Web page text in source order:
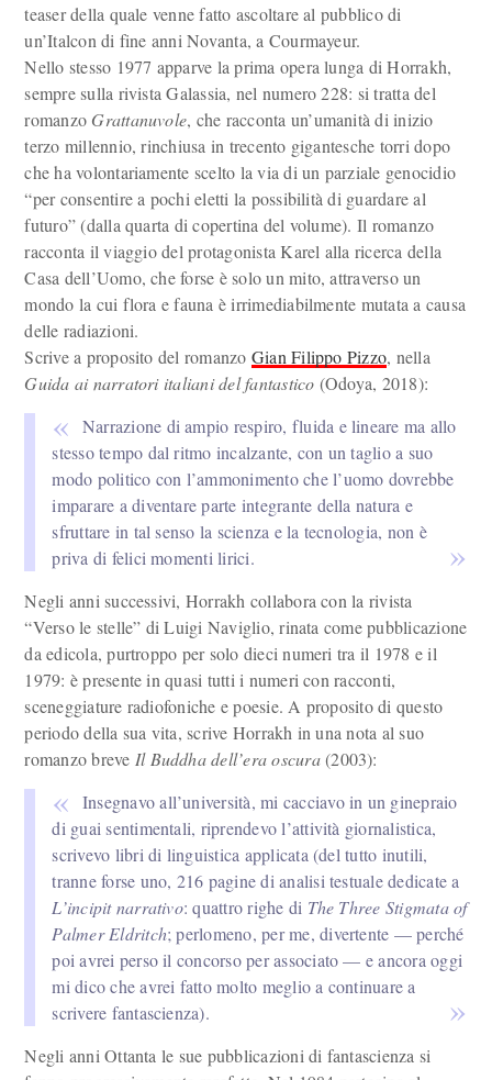
teaser della quale venne fatto ascoltare al pubblico di
un’Italcon di fine anni Novanta, a Courmayeur.
Nello stesso 1977 apparve la prima opera lunga di Horrakh,
sempre sulla rivista Galassia, nel numero 228: si tratta del
romanzo Grattanuvole, che racconta un’umanità di inizio
terzo millennio, rinchiusa in trecento gigantesche torri dopo
che ha volontariamente scelto la via di un parziale genocidio
“per consentire a pochi eletti la possibilità di guardare al
futuro” (dalla quarta di copertina del volume). Il romanzo
racconta il viaggio del protagonista Karel alla ricerca della
Casa dell’Uomo, che forse è solo un mito, attraverso un
mondo la cui flora e fauna è irrimediabilmente mutata a causa
delle radiazioni.
Scrive a proposito del romanzo Gian Filippo Pizzo, nella
Guida ai narratori italiani del fantastico (Odoya, 2018):
Narrazione di ampio respiro, fluida e lineare ma allo
stesso tempo dal ritmo incalzante, con un taglio a suo
modo politico con l’ammonimento che l’uomo dovrebbe
imparare a diventare parte integrante della natura e
sfruttare in tal senso la scienza e la tecnologia, non è
priva di felici momenti lirici.
Negli anni successivi, Horrakh collabora con la rivista
“Verso le stelle” di Luigi Naviglio, rinata come pubblicazione
da edicola, purtroppo per solo dieci numeri tra il 1978 e il
1979: è presente in quasi tutti i numeri con racconti,
sceneggiature radiofoniche e poesie. A proposito di questo
periodo della sua vita, scrive Horrakh in una nota al suo
romanzo breve Il Buddha dell’era oscura(2003):
Insegnavo all’università, mi cacciavo in un ginepraio
di guai sentimentali, riprendevo l’attività giornalistica,
scrivevo libri di linguistica applicata (del tutto inutili,
tranne forse uno, 216 pagine di analisi testuale dedicate a
L’incipit narrativo: quattro righe di The Three Stigmata of
Palmer Eldritch; perlomeno, per me, divertente — perché
poi avrei perso il concorso per associato — e ancora oggi
mi dico che avrei fatto molto meglio a continuare a
scrivere fantascienza).
Negli anni Ottanta le sue pubblicazioni di fantascienza si